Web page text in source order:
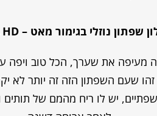
שפתון נוזלי בגימור מאט –HD
מעיפה את שערך, הכל טוב ויפה
שעם השפתון הזה זה יותר לא
יש לו ריח מהמם של